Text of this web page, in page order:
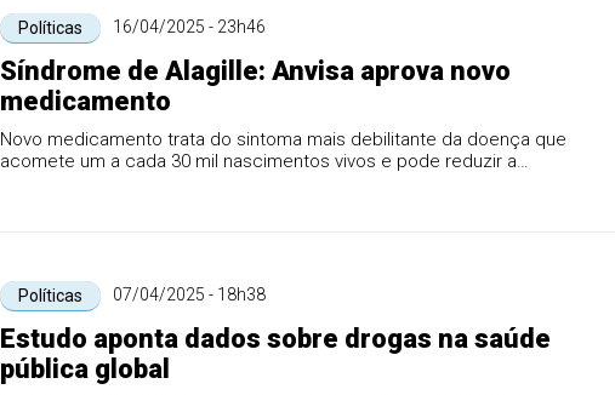
Políticas 16/04/2025 - 23h46
Síndrome de Alagille: Anvisa aprova novo
medicamento
Novo medicamento trata do sintoma mais debilitante da doença que
acomete um a cada 30 mil nascimentos vivos e pode reduzir a
Políticas 07/04/2025 - 18h38
Estudo aponta dados sobre drogas na saúde
pública global